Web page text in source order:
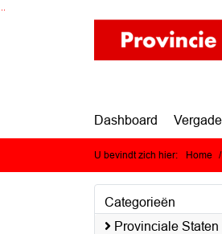
Ga naar de inhoud van deze pagina
Ga naar het zoeken
Ga naar het menu
Dashboard
U bevindt zich hier: Home
Categorieën
Provinciale Staten